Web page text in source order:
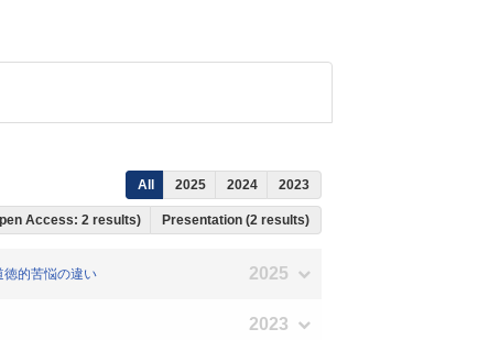
All 2025 2024 2023
Access: 2 results) Presentation (2 results)
徳的苦悩の違い 2025
2023